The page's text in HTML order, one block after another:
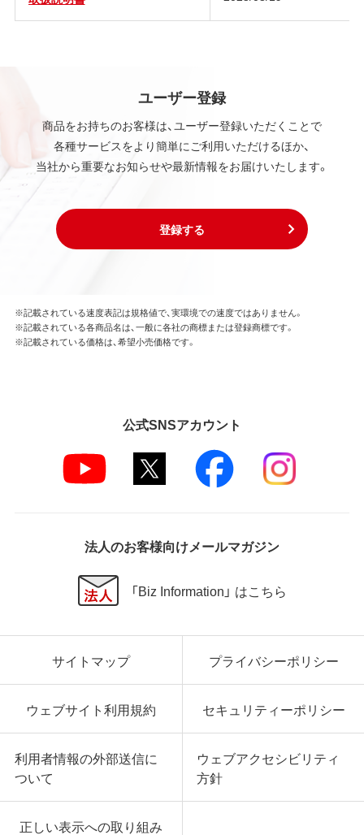
ユーザー登録
商品をお持ちのお客様は、ユーザー登録いただくことで
各種サービスをより簡単にご利用いただけるほか、
当社から重要なお知らせや最新情報をお届けいたします。
登録する
※記載されている速度表記は規格値で、実環境での速度ではありません。
※記載されている各商品名は、一般に各社の商標または登録商標です。
※記載されている価格は、希望小売価格です。
公式SNSアカウント
法人のお客様向けメールマガジン
「Biz Information」 はこちら
サイトマップ プライバシーポリシー
ウェブサイト利用規約 セキュリティーポリシー
利用者情報の外部送信に
ついて
ウェブアクセシビリティ
方針
正しい表示への取り組み